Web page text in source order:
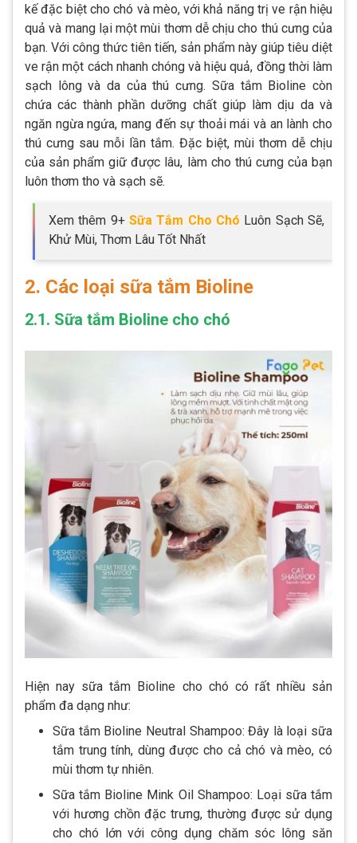
kế đặc biệt cho chó và mèo, với khả năng trị ve rận hiệu
quả và mang lại một mùi thơm dễ chịu cho thú cưng của
bạn. Với công thức tiên tiến, sản phẩm này giúp tiêu diệt
ve rận một cách nhanh chóng và hiệu quả, đồng thời làm
sạch lông và da của thú cưng. Sữa tắm Bioline còn
chứa các thành phần dưỡng chất giúp làm dịu da và
ngăn ngừa ngứa, mang đến sự thoải mái và an lành cho
thú cưng sau mỗi lần tắm. Đặc biệt, mùi thơm dễ chịu
của sản phẩm giữ được lâu, làm cho thú cưng của bạn
luôn thơm tho và sạch sẽ.
Xem thêm 9+ Sữa Tắm Cho Chó Luôn Sạch Sẽ,
Khử Mùi, Thơm Lâu Tốt Nhất
2. Các loại sữa tắm Bioline
2.1. Sữa tắm Bioline cho chó
Hiện nay sữa tắm Bioline cho chó có rất nhiều sản
phẩm đa dạng như:
Sữa tắm Bioline Neutral Shampoo: Đây là loại sữa
tắm trung tính, dùng được cho cả chó và mèo, có
mùi thơm tự nhiên.
Sữa tắm Bioline Mink Oil Shampoo: Loại sữa tắm
với hương chồn đặc trưng, thường được sử dụng
cho chó lớn với công dụng chăm sóc lông săn